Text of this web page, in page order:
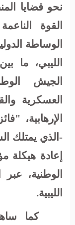
نحو قضايا
القوة
الوساطة
الليبي، ما
الجيش
العسكرية
الإرهابية،
-الذي يمتلك
إعادة هيكلة
الوطنية،
الليبية.
كما